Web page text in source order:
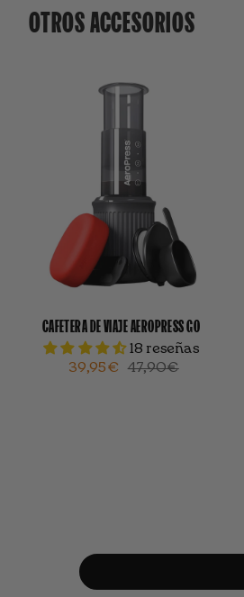
OTROS ACCESORIOS
CAFETERA DE VIAJE AEROPRESS GO
18 reseñas
39,95€
47,90€